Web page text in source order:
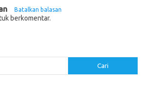
Batalkan balasan
berkomentar.
Cari